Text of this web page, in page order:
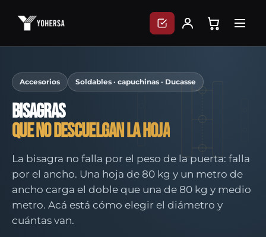
content
Accesorios Soldables · capuchinas · Ducasse
Bisagras
que no descuelgan la hoja
La bisagra no falla por el peso de la puerta: falla
por el ancho. Una hoja de 80 kg y un metro de
ancho carga el doble que una de 80 kg y medio
metro. Acá está cómo elegir el diámetro y
cuántas van.